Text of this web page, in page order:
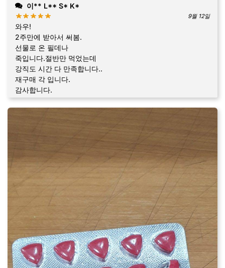
이** L** S* K*
9월 12일
와우!
2주만에 받아서 써봄.
선물로 온 필데나
죽입니다.절반만 먹었는데
강직도 시간 다 만족합니다..
재구매 각 입니다.
감사합니다.